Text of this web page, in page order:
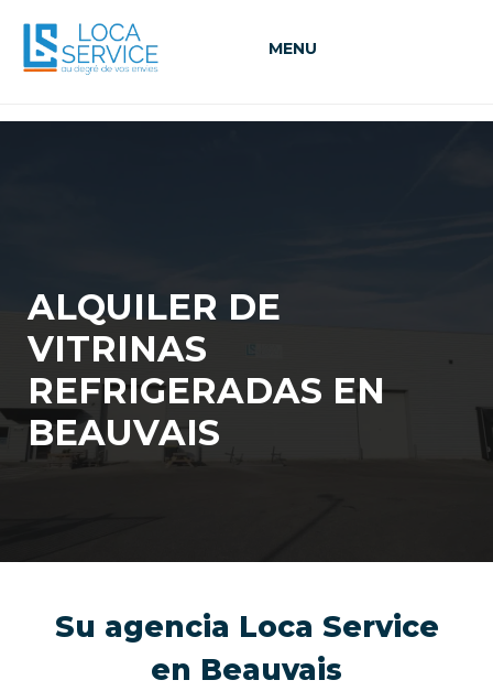
MENU
ALQUILER DE
VITRINAS
REFRIGERADAS EN
BEAUVAIS
Su agencia Loca Service
en Beauvais